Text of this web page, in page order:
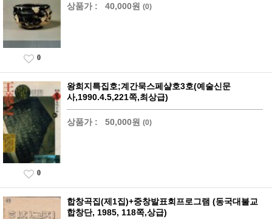
상품가 : 40,000원 (0)
0
왕희지특집호;계간묵스페샬호3호(예술신문
사,1990.4.5,221쪽,최상급)
상품가 : 50,000원 (0)
0
합창곡집(제1집)+중창발표회프로그램 (동국대불교
합창단, 1985, 118쪽,상급)